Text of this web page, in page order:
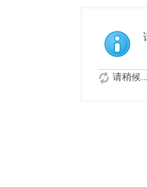
请稍候...